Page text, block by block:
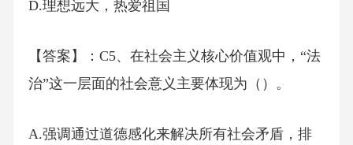
D.理想远大，热爱祖国
【答案】：C5、在社会主义核心价值观中，“法
治”这一层面的社会意义主要体现为（）。
A.强调通过道德感化来解决所有社会矛盾，排